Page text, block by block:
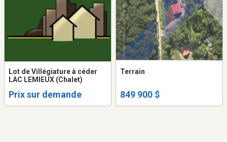
Lot de Villégiature à céder
LAC LEMIEUX (Chalet)
Prix sur demande
Terrain
849 900 $